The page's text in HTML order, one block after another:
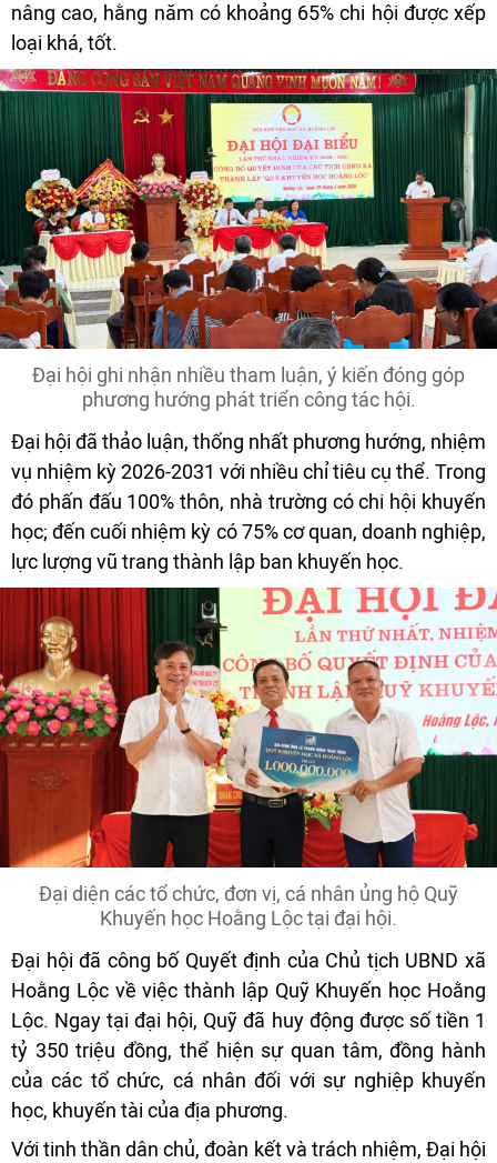
nâng cao, hằng năm có khoảng 65% chi hội được xếp
loại khá, tốt.
Đại hội ghi nhận nhiều tham luận, ý kiến đóng góp
phương hướng phát triển công tác hội.
Đại hội đã thảo luận, thống nhất phương hướng, nhiệm
vụ nhiệm kỳ 2026-2031 với nhiều chỉ tiêu cụ thể. Trong
đó phấn đấu 100% thôn, nhà trường có chi hội khuyến
học; đến cuối nhiệm kỳ có 75% cơ quan, doanh nghiệp,
lực lượng vũ trang thành lập ban khuyến học.
Đại diện các tổ chức, đơn vị, cá nhân ủng hộ Quỹ
Khuyến học Hoằng Lộc tại đại hội.
Đại hội đã công bố Quyết định của Chủ tịch UBND xã
Hoằng Lộc về việc thành lập Quỹ Khuyến học Hoằng
Lộc. Ngay tại đại hội, Quỹ đã huy động được số tiền 1
tỷ 350 triệu đồng, thể hiện sự quan tâm, đồng hành
của các tổ chức, cá nhân đối với sự nghiệp khuyến
học, khuyến tài của địa phương.
Với tinh thần dân chủ, đoàn kết và trách nhiệm, Đại hội